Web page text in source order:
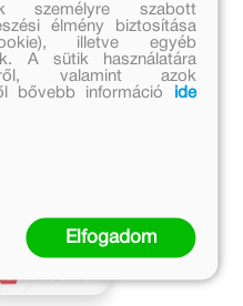
- Minták
Ft
személyre szabott
élmény biztosítása
illetve egyéb
A sütik használatára
valamint azok
bővebb információ
ide
Elfogadom